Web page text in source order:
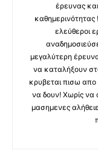
έρευνας
ελεύθεροι
μεγαλύτερη
να καταλήξουν στο
κρυβεται πισω
να δουν! Χωρίς να
μασημενες